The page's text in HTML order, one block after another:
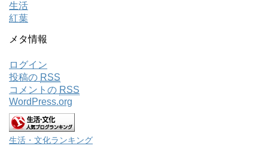
生活
紅葉
メタ情報
ログイン
投稿の RSS
コメントの RSS
WordPress.org
生活・文化ランキング